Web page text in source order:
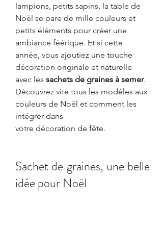
lampions, petits sapins, la table de
Noël se pare de mille couleurs et
petits éléments pour créer une
ambiance féérique. Et si cette
année, vous ajoutiez une touche
décoration originale et naturelle
avec les sachets de graines à semer.
Découvrez vite tous les modèles aux
couleurs de Noël et comment les
intégrer dans
votre décoration de fête.
Sachet de graines, une belle
idée pour Noël